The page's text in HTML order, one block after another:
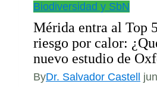
Biodiversidad y SbN
Mérida entra al Top
riesgo por calor:
nuevo estudio de
ByDr. Salvador Castell